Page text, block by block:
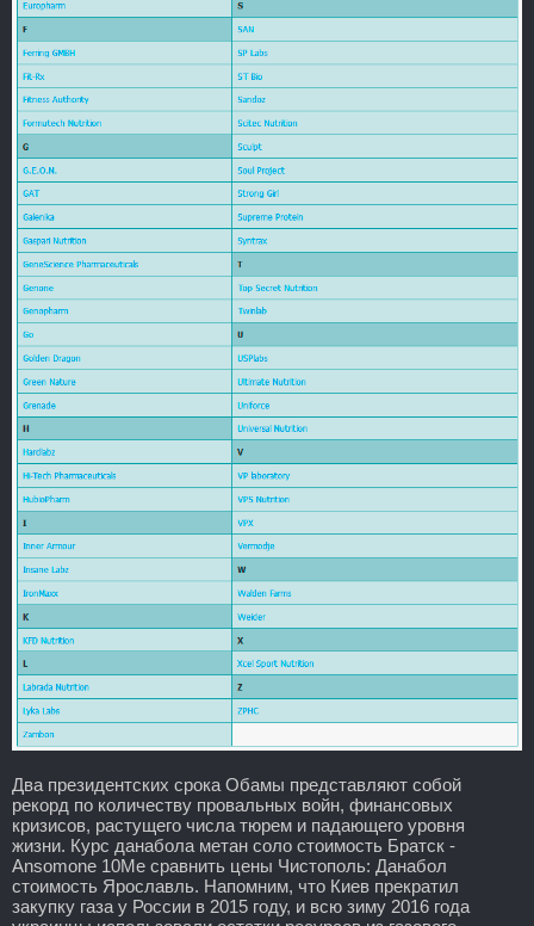
Два президентских срока Обамы представляют собой
рекорд по количеству провальных войн, финансовых
кризисов, растущего числа тюрем и падающего уровня
жизни. Курс данабола метан соло стоимость Братск -
Ansomone 10Me сравнить цены Чистополь: Данабол
стоимость Ярославль. Напомним, что Киев прекратил
закупку газа у России в 2015 году, и всю зиму 2016 года